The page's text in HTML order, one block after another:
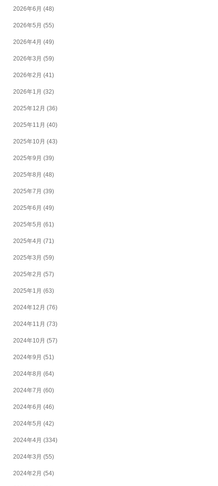
2026年6月 (48)
2026年5月 (55)
2026年4月 (49)
2026年3月 (59)
2026年2月 (41)
2026年1月 (32)
2025年12月 (36)
2025年11月 (40)
2025年10月 (43)
2025年9月 (39)
2025年8月 (48)
2025年7月 (39)
2025年6月 (49)
2025年5月 (61)
2025年4月 (71)
2025年3月 (59)
2025年2月 (57)
2025年1月 (63)
2024年12月 (76)
2024年11月 (73)
2024年10月 (57)
2024年9月 (51)
2024年8月 (64)
2024年7月 (60)
2024年6月 (46)
2024年5月 (42)
2024年4月 (334)
2024年3月 (55)
2024年2月 (54)